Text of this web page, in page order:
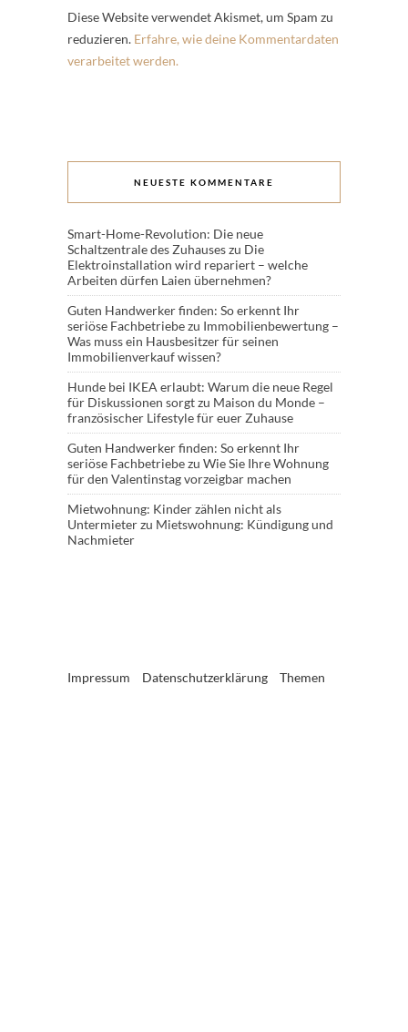
Diese Website verwendet Akismet, um Spam zu
reduzieren. Erfahre, wie deine Kommentardaten
verarbeitet werden.
NEUESTE KOMMENTARE
Smart-Home-Revolution: Die neue
Schaltzentrale des Zuhauseszu Die
Elektroinstallation wird repariert – welche
Arbeiten dürfen Laien übernehmen?
Guten Handwerker finden: So erkennt Ihr
seriöse Fachbetriebezu Immobilienbewertung –
Was muss ein Hausbesitzer für seinen
Immobilienverkauf wissen?
Hunde bei IKEA erlaubt: Warum die neue Regel
für Diskussionen sorgtzu Maison du Monde –
französischer Lifestyle für euer Zuhause
Guten Handwerker finden: So erkennt Ihr
seriöse Fachbetriebezu Wie Sie Ihre Wohnung
für den Valentinstag vorzeigbar machen
Mietwohnung: Kinder zählen nicht als
Untermieterzu Mietswohnung: Kündigung und
Nachmieter
Impressum Datenschutzerklärung Themen